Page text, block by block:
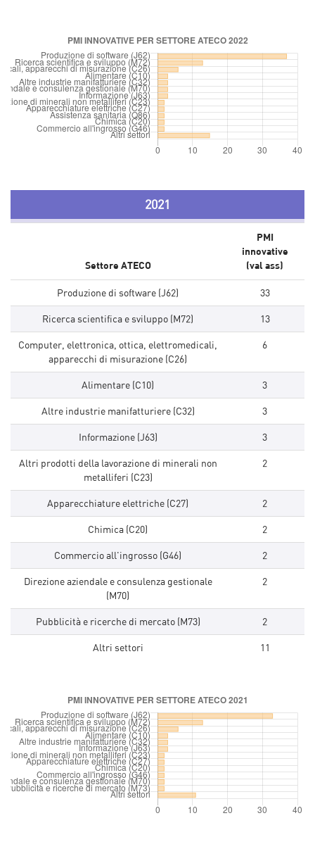
2021
Settore ATECO
PMI
innovative
(val ass)
Produzione di software (J62) 33
Ricerca scientifica e sviluppo (M72) 13
Computer, elettronica, ottica, elettromedicali,
apparecchi di misurazione (C26)
6
Alimentare (C10) 3
Altre industrie manifatturiere (C32) 3
Informazione (J63) 3
Altri prodotti della lavorazione di minerali non
metalliferi (C23)
2
Apparecchiature elettriche (C27) 2
Chimica (C20) 2
Commercio all'ingrosso (G46) 2
Direzione aziendale e consulenza gestionale
(M70)
2
Pubblicità e ricerche di mercato (M73) 2
Altri settori 11